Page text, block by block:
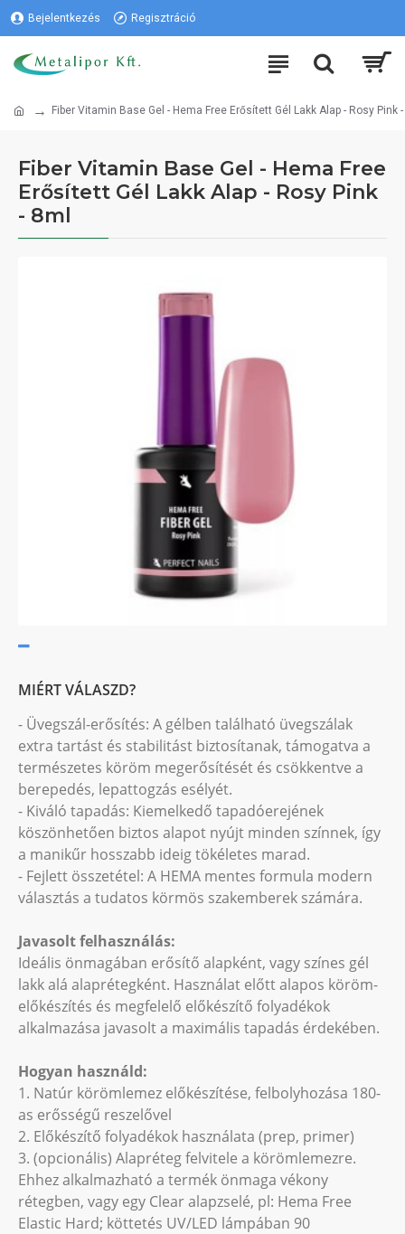
Bejelentkezés Regisztráció
Fiber Vitamin Base Gel - Hema Free Erősített Gél Lakk Alap - Rosy Pink
Fiber Vitamin Base Gel - Hema Free
Erősített Gél Lakk Alap - Rosy Pink
- 8ml
MIÉRT VÁLASZD?
- Üvegszál-erősítés: A gélben található üvegszálak
extra tartást és stabilitást biztosítanak, támogatva a
természetes köröm megerősítését és csökkentve a
berepedés, lepattogzás esélyét.
- Kiváló tapadás: Kiemelkedő tapadóerejének
köszönhetően biztos alapot nyújt minden színnek, így
a manikűr hosszabb ideig tökéletes marad.
- Fejlett összetétel: A HEMA mentes formula modern
választás a tudatos körmös szakemberek számára.
Javasolt felhasználás:
Ideális önmagában erősítő alapként, vagy színes gél
lakk alá alaprétegként. Használat előtt alapos köröm-
előkészítés és megfelelő előkészítő folyadékok
alkalmazása javasolt a maximális tapadás érdekében.
Hogyan használd:
1. Natúr körömlemez előkészítése, felbolyhozása 180-
as erősségű reszelővel
2. Előkészítő folyadékok használata (prep, primer)
3. (opcionális) Alapréteg felvitele a körömlemezre.
Ehhez alkalmazható a termék önmaga vékony
rétegben, vagy egy Clear alapzselé, pl: Hema Free
Elastic Hard; köttetés UV/LED lámpában 90